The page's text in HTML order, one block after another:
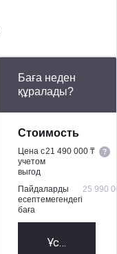
Баға неден
құралады?
Стоимость
Цена с
учетом
выгод
21 490 000 ₸
Пайдаларды
есептемегендегі
баға
25 990
Ұсыныс алу